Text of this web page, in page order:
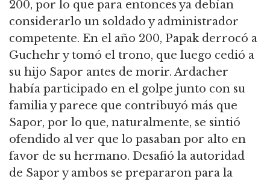
200, por lo que para entonces ya debían
considerarlo un soldado y administrador
competente. En el año 200, Papak derrocó a
Guchehr y tomó el trono, que luego cedió a
su hijo Sapor antes de morir. Ardacher
había participado en el golpe junto con su
familia y parece que contribuyó más que
Sapor, por lo que, naturalmente, se sintió
ofendido al ver que lo pasaban por alto en
favor de su hermano. Desafió la autoridad
de Sapor y ambos se prepararon para la